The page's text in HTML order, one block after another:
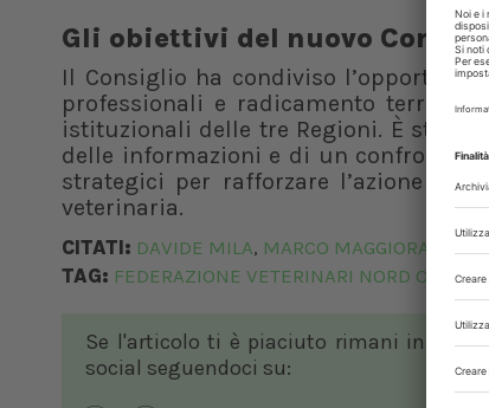
Gli obiettivi del nuovo
Il Consiglio ha condiviso
professionali e radicamento
istituzionali delle tre Regioni. È stata
delle informazioni e di un confronto
strategici per rafforzare l’azione
veterinaria.
CITATI: DAVIDE MILA, MARCO MAGGIORA
TAG: FEDERAZIONE VETERINARI NORD OVEST,
Se l'articolo ti è piaciuto rimani in
social seguendoci su: